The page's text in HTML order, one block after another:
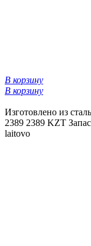
В корзину
В корзину
Изготовлено из
2389 2389 KZT
laitovo